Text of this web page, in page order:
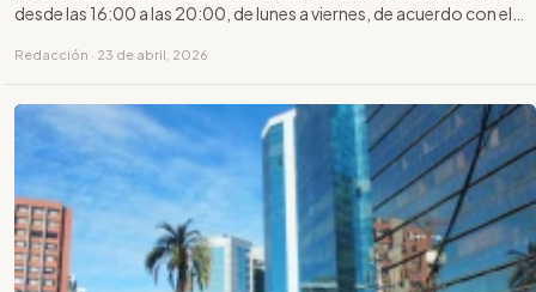
desde las 16:00 a las 20:00, de lunes a viernes, de acuerdo con el
Redacción · 23 de abril, 2026